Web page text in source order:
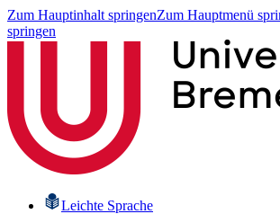
Zum Hauptinhalt springenZum Hauptmenü
springen
Leichte Sprache